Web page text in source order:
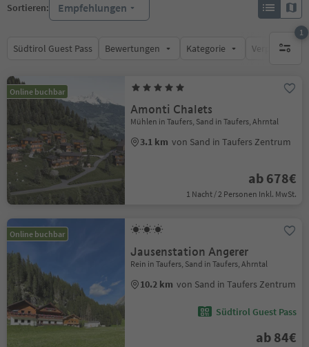
Sortieren: Empfehlungen
Südtirol Guest Pass Bewertungen Kategorie
1
1
Online buchbar
Amonti Chalets
Mühlen in Taufers, Sand in Taufers, Ahrntal
3.1 km von Sand in Taufers Zentrum
ab 678€
1 Nacht / 2 Personen Inkl. MwSt.
Online buchbar
Jausenstation Angerer
Rein in Taufers, Sand in Taufers, Ahrntal
10.2 km von Sand in Taufers Zentrum
Südtirol Guest Pass
ab 84€